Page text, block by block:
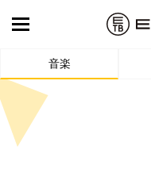
音楽